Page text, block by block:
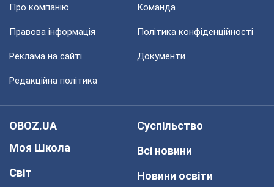
Про компанію Команда
Правова інформація Політика конфіденційності
Реклама на сайті Документи
Редакційна політика
OBOZ.UA
Моя Школа
Світ
Суспільство
Всі новини
Новини освіти